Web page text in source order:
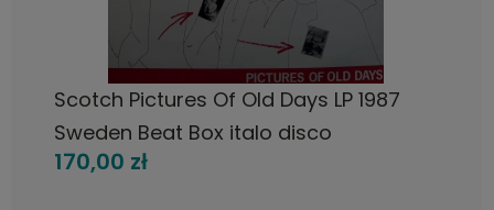
Scotch Pictures Of Old Days LP 1987
Sweden Beat Box italo disco
170,00 zł
POWIADOM O DOSTĘPNOŚCI